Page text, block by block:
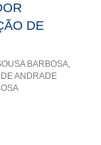
DE
BARBOSA,
ANDRADE